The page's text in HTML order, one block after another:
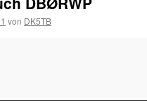
von DK5TB